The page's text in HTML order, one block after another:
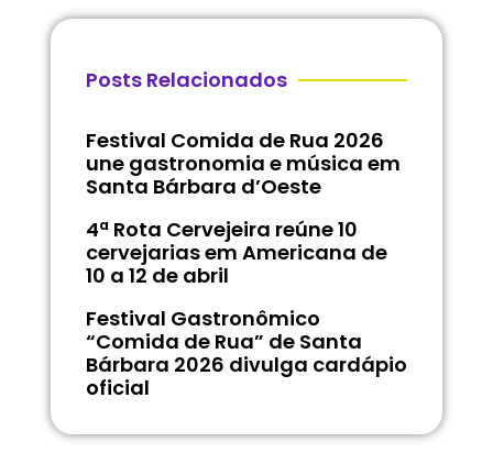
Posts Relacionados
Festival Comida de Rua 2026
une gastronomia e música em
Santa Bárbara d’Oeste
4ª Rota Cervejeira reúne 10
cervejarias em Americana de
10 a 12 de abril
Festival Gastronômico
“Comida de Rua” de Santa
Bárbara 2026 divulga cardápio
oficial